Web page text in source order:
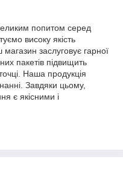
попитом серед
високу якість
заслуговує гарної
пакетів підвищить
Наша продукція
Завдяки цьому,
є якісними і